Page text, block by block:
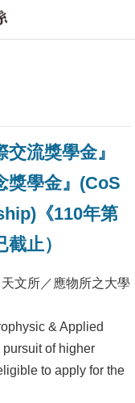
流獎學金』
獎學金』(CoS
《110年第
止）
文所／應物所之大學
& Applied
of higher
to apply for the